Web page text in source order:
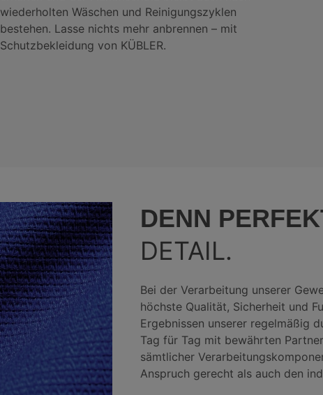
wiederholten Wäschen und Reinigungszyklen
bestehen. Lasse nichts mehr anbrennen – mit
Schutzbekleidung von KÜBLER.
DENN
DETAIL.
Bei der Verarbeitung unserer
höchste Qualität, Sicherheit und
Ergebnissen unserer regelmäßig
Tag für Tag mit bewährten
sämtlicher
Anspruch gerecht als auch den